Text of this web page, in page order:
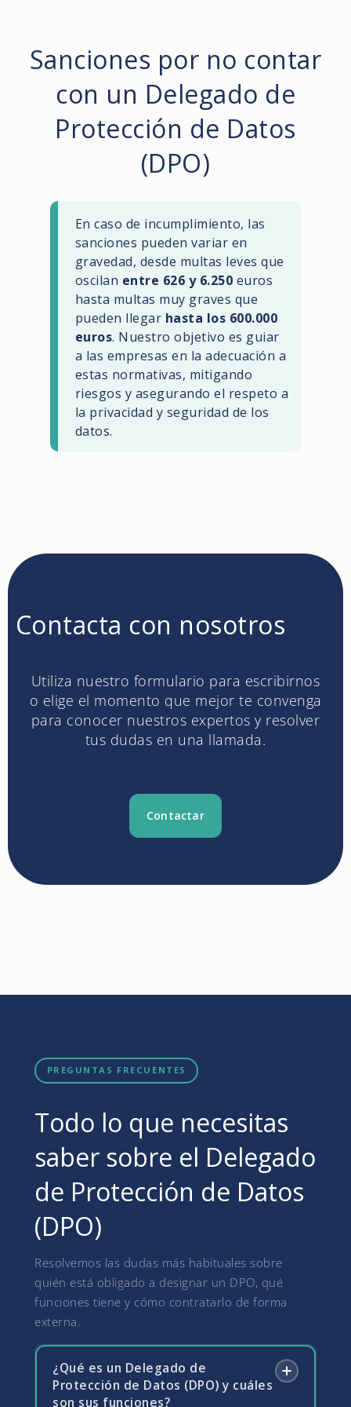
Sanciones por no contar
con un Delegado de
Protección de Datos
(DPO)
En caso de incumplimiento, las
sanciones pueden variar en
gravedad, desde multas leves que
oscilan entre 626 y 6.250 euros
hasta multas muy graves que
pueden llegar hasta los 600.000
euros. Nuestro objetivo es guiar
a las empresas en la adecuación a
estas normativas, mitigando
riesgos y asegurando el respeto a
la privacidad y seguridad de los
datos.
Contacta con nosotros
Utiliza nuestro formulario para escribirnos
o elige el momento que mejor te convenga
para conocer nuestros expertos y resolver
tus dudas en una llamada.
Contactar
PREGUNTAS FRECUENTES
Todo lo que necesitas
saber sobre el Delegado
de Protección de Datos
(DPO)
Resolvemos las dudas más habituales sobre
quién está obligado a designar un DPO, qué
funciones tiene y cómo contratarlo de forma
externa.
¿Qué es un Delegado de
Protección de Datos (DPO) y cuáles
son sus funciones?